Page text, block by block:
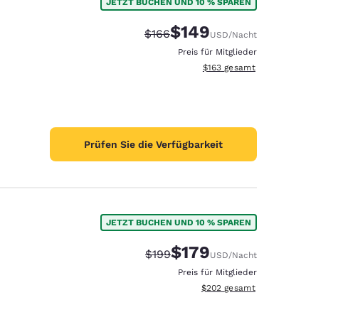
Durchgestrichener Preis:
$166Vergünstigter Preis:
$149USD/Nacht
Preis für Mitglieder
Geschätzte Gesamtdetails
$163 gesamt
Prüfen Sie die Verfügbarkeit
JETZT BUCHEN UND 10 % SPAREN
Durchgestrichener Preis:
$199Vergünstigter Preis:
$179USD/Nacht
Preis für Mitglieder
Geschätzte Gesamtdetails
$202 gesamt